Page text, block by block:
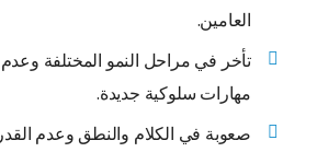
العامين.
تأخر في مراحل النمو المختلفة
مهارات سلوكية جديدة.
صعوبة في الكلام والنطق وعدم